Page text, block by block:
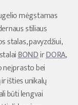
mėgstamas
stiliaus
stalas, pavyzdžiui,
BONDirDORA,
neįprasto bei
išties unikalų
būti lengvai